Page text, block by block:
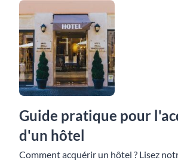
Guide pratique pour
d'un hôtel
Comment acquérir un hôtel ? Lisez